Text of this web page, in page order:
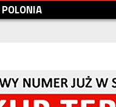
POLONIA